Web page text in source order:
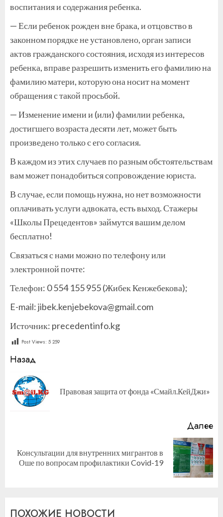
воспитания и содержания ребенка.
— Если ребенок рожден вне брака, и отцовство в
законном порядке не установлено, орган записи
актов гражданского состояния, исходя из интересов
ребенка, вправе разрешить изменить его фамилию на
фамилию матери, которую она носит на момент
обращения с такой просьбой.
— Изменение имени и (или) фамилии ребенка,
достигшего возраста десяти лет, может быть
произведено только с его согласия.
В каждом из этих случаев по разным обстоятельствам
вам может понадобиться сопровождение юриста.
В случае, если помощь нужна, но нет возможности
оплачивать услуги адвоката, есть выход. Стажеры
«Школы Прецедентов» займутся вашим делом
бесплатно!
Связаться с нами можно по телефону или
электронной почте:
Телефон: 0 554 155 955 (Жибек Кенжебекова);
E-mail: jibek.kenjebekova@gmail.com
Источник: precedentinfo.kg
Post Views: 5 259
Продолжить
чтение
Назад
Правовая защита от фонда «Смайл.КейДжи»
Далее
Следующая
запись:
Консультации для внутренних мигрантов в
Оше по вопросам профилактики Covid-19
ПОХОЖИЕ НОВОСТИ